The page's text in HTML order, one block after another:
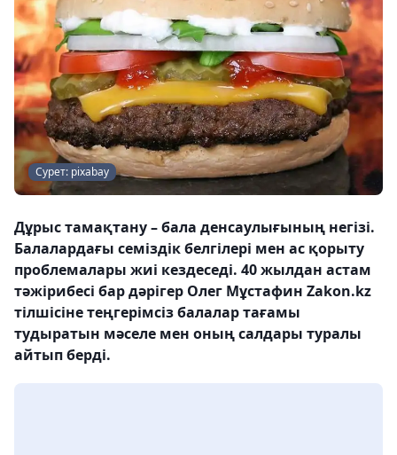
Сурет: pixabay
Дұрыс тамақтану – бала денсаулығының негізі.
Балалардағы семіздік белгілері мен ас қорыту
проблемалары жиі кездеседі. 40 жылдан астам
тәжірибесі бар дәрігер Олег Мұстафин Zakon.kz
тілшісіне теңгерімсіз балалар тағамы
тудыратын мәселе мен оның салдары туралы
айтып берді.